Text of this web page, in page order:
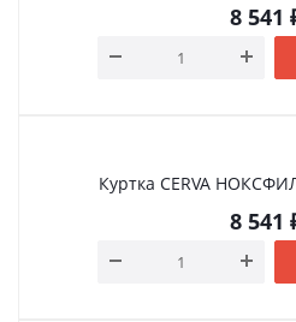
8 541
Куртка CERVA
8 541